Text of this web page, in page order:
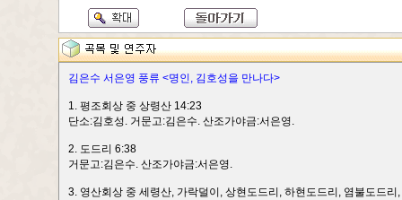
김은수 서은영 풍류 <명인, 김호성을 만나다>
1. 평조회상 중 상령산 14:23
단소:김호성. 거문고:김은수. 산조가야금:서은영.
2. 도드리 6:38
거문고:김은수. 산조가야금:서은영.
3. 영산회상 중 세령산, 가락덜이, 상현도드리, 하현도드리, 염불도드리